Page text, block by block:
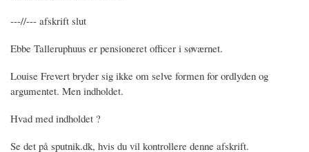
---//--- afskrift slut
Ebbe Talleruphuus er pensioneret officer i søværnet.
Louise Frevert bryder sig ikke om selve formen for ordlyden og
argumentet. Men indholdet.
Hvad med indholdet ?
Se det på sputnik.dk, hvis du vil kontrollere denne afskrift.